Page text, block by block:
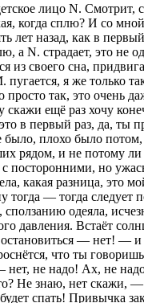
лицо N. Смотрит,
когда сплю? И со
лет назад, как в
а N. страдает, это не
из своего сна,
я же только
просто так, это очень
скажи ещё раз хочу
в первый раз, да, ты
было, плохо было
рядом, и не потому
посторонними, но
какая разница, это
— тогда следует
сползанию одеяла,
давления. Встаёт
— нет! —
что ты
нет, не надо! Ах, не
Не знаю, нет скажи, —
спать! Привычка